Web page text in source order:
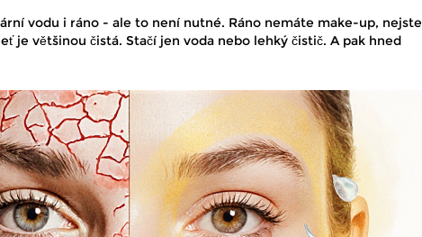
vodu i ráno - ale to není nutné. Ráno nemáte make-up, nejste
je většinou čistá. Stačí jen voda nebo lehký čistič. A pak hned